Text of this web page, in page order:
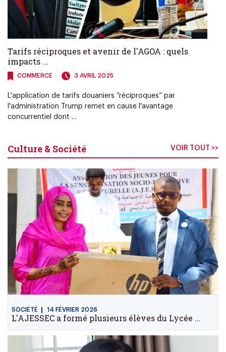
Tarifs réciproques et avenir de l'AGOA : quels
impacts ...
COMMERCE 3 AVRIL 2025
L'application de tarifs douaniers “réciproques” par
l'administration Trump remet en cause l'avantage
concurrentiel dont ...
Culture & Société VOIR TOUT >>
SOCIÉTÉ 14 FÉVRIER 2026
L'AJESSEC a formé plusieurs élèves du Lycée ...